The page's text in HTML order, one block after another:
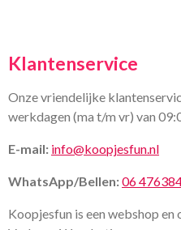
Klantenservice
Onze vriendelijke
werkdagen (ma t/m vr) van
E-mail: info@koopjesfun.nl
WhatsApp/Bellen:06
Koopjesfun is een webshop en